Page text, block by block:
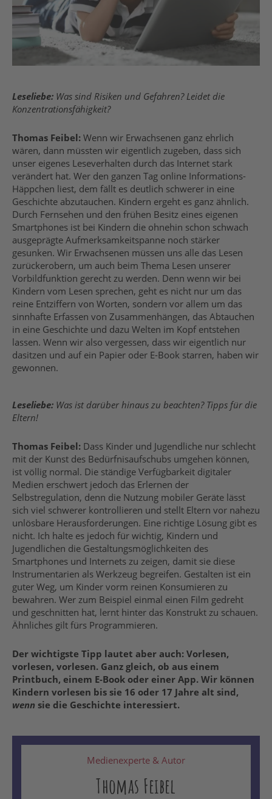
Leseliebe: Was sind Risiken und Gefahren? Leidet die
Konzentrationsfähigkeit?
Thomas Feibel: Wenn wir Erwachsenen ganz ehrlich
wären, dann müssten wir eigentlich zugeben, dass sich
unser eigenes Leseverhalten durch das Internet stark
verändert hat. Wer den ganzen Tag online Informations-
Häppchen liest, dem fällt es deutlich schwerer in eine
Geschichte abzutauchen. Kindern ergeht es ganz ähnlich.
Durch Fernsehen und den frühen Besitz eines eigenen
Smartphones ist bei Kindern die ohnehin schon schwach
ausgeprägte Aufmerksamkeitspanne noch stärker
gesunken. Wir Erwachsenen müssen uns alle das Lesen
zurückerobern, um auch beim Thema Lesen unserer
Vorbildfunktion gerecht zu werden. Denn wenn wir bei
Kindern vom Lesen sprechen, geht es nicht nur um das
reine Entziffern von Worten, sondern vor allem um das
sinnhafte Erfassen von Zusammenhängen, das Abtauchen
in eine Geschichte und dazu Welten im Kopf entstehen
lassen. Wenn wir also vergessen, dass wir eigentlich nur
dasitzen und auf ein Papier oder E-Book starren, haben wir
gewonnen.
Leseliebe: Was ist darüber hinaus zu beachten? Tipps für die
Eltern!
Thomas Feibel: Dass Kinder und Jugendliche nur schlecht
mit der Kunst des Bedürfnisaufschubs umgehen können,
ist völlig normal. Die ständige Verfügbarkeit digitaler
Medien erschwert jedoch das Erlernen der
Selbstregulation, denn die Nutzung mobiler Geräte lässt
sich viel schwerer kontrollieren und stellt Eltern vor nahezu
unlösbare Herausforderungen. Eine richtige Lösung gibt es
nicht. Ich halte es jedoch für wichtig, Kindern und
Jugendlichen die Gestaltungsmöglichkeiten des
Smartphones und Internets zu zeigen, damit sie diese
Instrumentarien als Werkzeug begreifen. Gestalten ist ein
guter Weg, um Kinder vorm reinen Konsumieren zu
bewahren. Wer zum Beispiel einmal einen Film gedreht
und geschnitten hat, lernt hinter das Konstrukt zu schauen.
Ähnliches gilt fürs Programmieren.
Der wichtigste Tipp lautet aber auch: Vorlesen,
vorlesen, vorlesen. Ganz gleich, ob aus einem
Printbuch, einem E-Book oder einer App. Wir können
Kindern vorlesen bis sie 16 oder 17 Jahre alt sind,
wenn sie die Geschichte interessiert.
Medienexperte & Autor
Thomas Feibel